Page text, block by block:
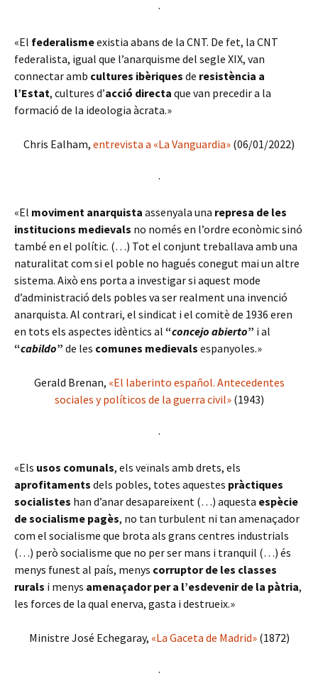
·
«El federalismeexistia abans de la CNT. De fet, la CNT
federalista, igual que l’anarquisme del segle XIX, van
connectar amb cultures ibèriques de resistència a
l’Estat, cultures d’acció directa que van precedir a la
formació de la ideologia àcrata.»
Chris Ealham, entrevista a «La Vanguardia» (06/01/2022)
·
«El moviment anarquista assenyala una represa de les
institucions medievals no només en l’ordre econòmic sinó
també en el polític. (…) Tot el conjunt treballava amb una
naturalitat com si el poble no hagués conegut mai un altre
sistema. Això ens porta a investigar si aquest mode
d’administració dels pobles va ser realment una invenció
anarquista. Al contrari, el sindicat i el comitè de 1936 eren
en tots els aspectes idèntics al “concejo abierto” i al
“cabildo” de les comunes medievals espanyoles.»
Gerald Brenan, «El laberinto español. Antecedentes
sociales y políticos de la guerra civil»(1943)
·
«Els usos comunals, els veïnals amb drets, els
aprofitaments dels pobles, totes aquestes pràctiques
socialistes han d’anar desapareixent (…) aquesta espècie
de socialisme pagès, no tan turbulent ni tan amenaçador
com el socialisme que brota als grans centres industrials
(…) però socialisme que no per ser mans i tranquil (…) és
menys funest al país, menys corruptor de les classes
rurals i menys amenaçador per a l’esdevenir de la pàtria,
les forces de la qual enerva, gasta i destrueix.»
Ministre José Echegaray, «La Gaceta de Madrid»(1872)
·